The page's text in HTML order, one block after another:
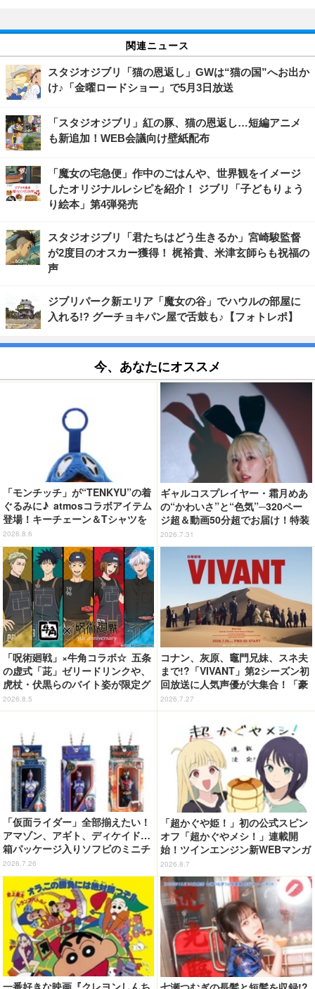
関連ニュース
スタジオジブリ「猫の恩返し」GWは“猫の国”へお出か
け♪「金曜ロードショー」で5月3日放送
「スタジオジブリ」紅の豚、猫の恩返し…短編アニメ
も新追加！WEB会議向け壁紙配布
「魔女の宅急便」作中のごはんや、世界観をイメージ
したオリジナルレシピを紹介！ ジブリ「子どもりょう
り絵本」第4弾発売
スタジオジブリ「君たちはどう生きるか」宮崎駿監督
が2度目のオスカー獲得！ 梶裕貴、米津玄師らも祝福の
声
ジブリパーク新エリア「魔女の谷」でハウルの部屋に
入れる!? グーチョキパン屋で舌鼓も♪【フォトレポ】
今、あなたにオススメ
「モンチッチ」が“TENKYU”の着
ぐるみに♪ atmosコラボアイテム
登場！キーチェーン＆Tシャツを
展開
2026.8.6
ギャルコスプレイヤー・霜月めあ
の“かわいさ”と“色気”─320ペー
ジ超＆動画50分超でお届け！特装
合本版のデジタル写真集が登場
2026.7.31
「呪術廻戦」×牛角コラボ☆ 五条
の虚式「茈」ゼリードリンクや、
虎杖・伏黒らのバイト姿が限定グ
ッズに【8月26日～】
2026.8.5
コナン、灰原、竈門兄妹、スネ夫
まで!?「VIVANT」第2シーズン初
回放送に人気声優が大集合！「豪
華すぎる」花江夏樹＆鬼頭明里＆
関智一＆高山みなみら出演
2026.7.27
「仮面ライダー」全部揃えたい！
アマゾン、アギト、ディケイド…
箱パッケージ入りソフビのミニチ
ュアが登場
2026.7.26
「超かぐや姫！」初の公式スピン
オフ「超かぐやメシ！」連載開
始！ツインエンジン新WEBマンガ
レーベル「ビビビコミック」創刊
2026.8.7
一番好きな映画『クレヨンしんち
七瀬つむぎの長髪と短髪を収録!?